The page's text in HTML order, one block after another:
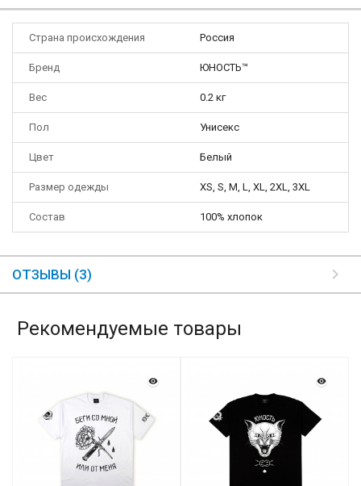
Страна происхождения Россия
Бренд ЮНОСТЬ™
Вес 0.2 кг
Пол Унисекс
Цвет Белый
Размер одежды XS, S, M, L, XL, 2XL, 3XL
Состав 100% хлопок
ОТЗЫВЫ (3)
Рекомендуемые товары